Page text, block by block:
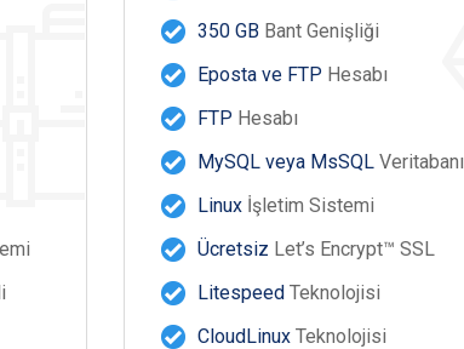
350 GB Bant Genişliği
Eposta ve FTP Hesabı
FTP Hesabı
MySQL veya MsSQL Veritabanı
Linux İşletim Sistemi
Ücretsiz Let’s Encrypt™ SSL
Litespeed Teknolojisi
CloudLinux Teknolojisi